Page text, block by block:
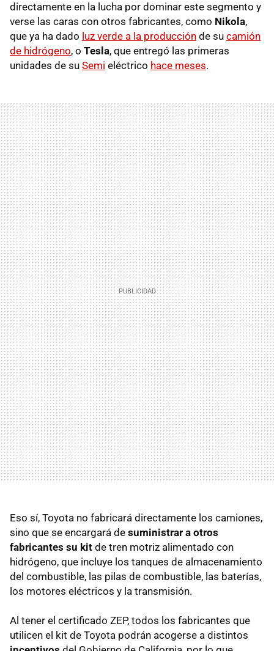
directamente en la lucha por dominar este segmento y
verse las caras con otros fabricantes, como Nikola,
que ya ha dado luz verde a la producción de su camión
de hidrógeno, o Tesla, que entregó las primeras
unidades de su Semi eléctrico hace meses.
Eso sí, Toyota no fabricará directamente los camiones,
sino que se encargará de suministrar a otros
fabricantes su kit de tren motriz alimentado con
hidrógeno, que incluye los tanques de almacenamiento
del combustible, las pilas de combustible, las baterías,
los motores eléctricos y la transmisión.
Al tener el certificado ZEP, todos los fabricantes que
utilicen el kit de Toyota podrán acogerse a distintos